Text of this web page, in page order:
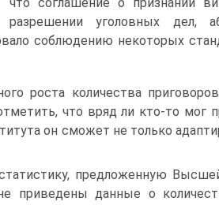
разрешении уголовных дел,
соблюдению некоторых
роста количества
что вряд ли кто-то мог
он сможет не только
предложенную
приведены данные о